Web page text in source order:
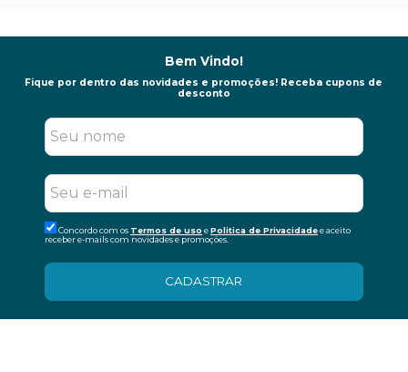
Bem Vindo!
Fique por dentro das novidades e promoções! Receba cupons de
desconto
Concordo com os Termos de uso ePolitica de Privacidadee aceito
receber e-mails com novidades e promoções.
CADASTRAR